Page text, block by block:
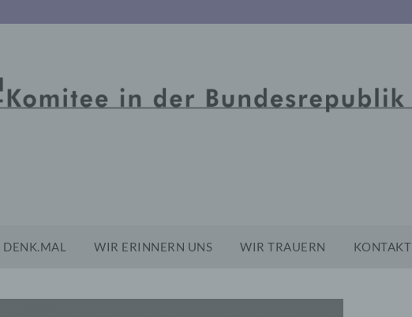
DENK.MAL WIR ERINNERN UNS WIR TRAUERN KONTAKT